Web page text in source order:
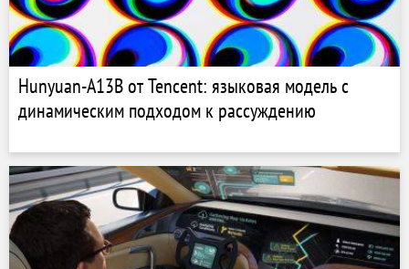
Hunyuan-A13B от Tencent: языковая модель с
динамическим подходом к рассуждению